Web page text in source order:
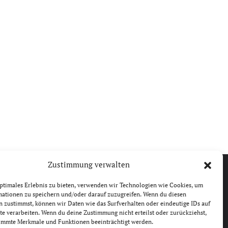
Zustimmung verwalten
Erlebnis zu bieten, verwenden wir Technologien wie Cookies, um
zu speichern und/oder darauf zuzugreifen. Wenn du diesen
zustimmst, können wir Daten wie das Surfverhalten oder eindeutige IDs auf
verarbeiten. Wenn du deine Zustimmung nicht erteilst oder zurückziehst,
Merkmale und Funktionen beeinträchtigt werden.